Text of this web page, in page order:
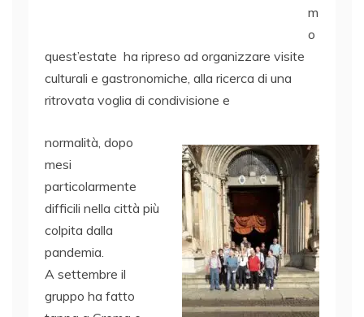
m
o
quest’estate ha ripreso ad organizzare visite
culturali e gastronomiche, alla ricerca di una
ritrovata voglia di condivisione e
normalità, dopo
mesi
particolarmente
difficili nella città più
colpita dalla
pandemia.
A settembre il
gruppo ha fatto